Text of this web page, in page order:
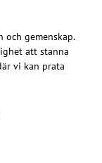
och gemenskap.
att stanna
vi kan prata